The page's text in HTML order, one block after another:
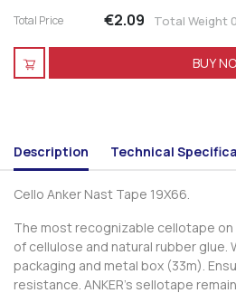
Total Price €2.09 Total Weight
BUY
Description Technical
Cello Anker Nast Tape 19X66.
The most recognizable cellotape
of cellulose and natural rubber glue.
packaging and metal box (33m).
resistance. ANKER's sellotape